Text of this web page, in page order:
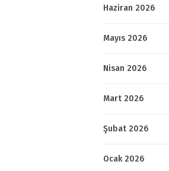
Haziran 2026
Mayıs 2026
Nisan 2026
Mart 2026
Şubat 2026
Ocak 2026